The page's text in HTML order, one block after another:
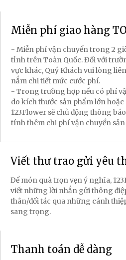
Miễn phí giao hàng
- Miễn phí vận chuyển trong 2
tỉnh trên Toàn Quốc. Đối với
vực khác, Quý Khách vui lòng
nắm chi tiết mức cước phí.
- Trong trường hợp nếu có phí
do kích thước sản phẩm lớn
123Flower sẽ chủ động thông
tính thêm chi phí vận chuyển
Viết thư trao gửi yêu
Để món quà trọn vẹn ý nghĩa,
viết những lời nhắn gửi thông
thân/đối tác qua những cánh
sang trọng.
Thanh toán dễ dàng